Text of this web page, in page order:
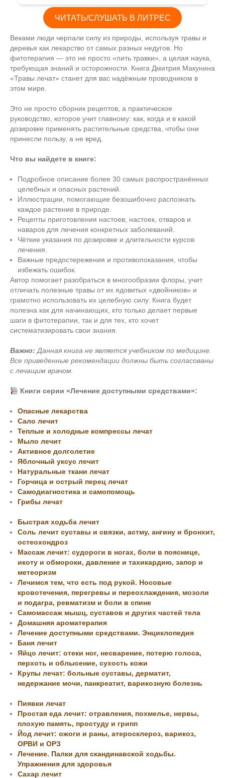
ЧИТАТЬ/СЛУШАТЬ В ЛИТРЕС
Веками люди черпали силу из природы, используя травы и
деревья как лекарство от самых разных недугов. Но
фитотерапия — это не просто «пить травки», а целая наука,
требующая знаний и осторожности. Книга Дмитрия Макунина
«Травы лечат» станет для вас надёжным проводником в
этом мире.
Это не просто сборник рецептов, а практическое
руководство, которое учит главному: как, когда и в какой
дозировке применять растительные средства, чтобы они
принесли пользу, а не вред.
Что вы найдете в книге:
Подробное описание более 30 самых распространённых
целебных и опасных растений.
Иллюстрации, помогающие безошибочно распознать
каждое растение в природе.
Рецепты приготовления настоев, настоек, отваров и
наваров для лечения конкретных заболеваний.
Чёткие указания по дозировке и длительности курсов
лечения.
Важные предостережения и противопоказания, чтобы
избежать ошибок.
Автор помогает разобраться в многообразии флоры, учит
отличать полезные травы от их ядовитых «двойников» и
грамотно использовать их целебную силу. Книга будет
полезна как для начинающих, кто только делает первые
шаги в фитотерапии, так и для тех, кто хочет
систематизировать свои знания.
Важно: Данная книга не является учебником по медицине.
Все приведенные рекомендации должны быть согласованы
с лечащим врачом.
Книги серии «Лечение доступными средствами»:
Опасные лекарства
Сало лечит
Теплые и холодные компрессы лечат
Мыло лечит
Активное долголетие
Яблочный уксус лечит
Натуральные ткани лечат
Горчица и острый перец лечат
Самодиагностика и самопомощь
Грибы лечат
Быстрая ходьба лечит
Соль лечит суставы и связки, астму, ангину и бронхит,
остеохондроз
Массаж лечит: судороги в ногах, боли в пояснице,
икоту и обмороки, давление и тахикардию, запор и
метеоризм
Лечимся тем, что есть под рукой. Носовые
кровотечения, перегревы и переохлаждения, мозоли
и подагра, ревматизм и боли в спине
Самомассаж мышц, суставов и других частей тела
Домашняя ароматерапия
Лечение доступными средствами. Энциклопедия
Баня лечит
Яйцо лечит: отеки ног, несварение, потерю голоса,
перхоть и облысение, сухость кожи
Крупы лечат: больные суставы, дерматит,
недержание мочи, панкреатит, варикозную болезнь
Пиявки лечат
Простая еда лечит: отравления, похмелье, нервы,
плохую память, простуду и грипп
Йод лечит: ожоги и раны, атеросклероз, варикоз,
ОРВИ и ОРЗ
Лечение. Палки для скандинавской ходьбы.
Упражнения для здоровья
Сахар лечит